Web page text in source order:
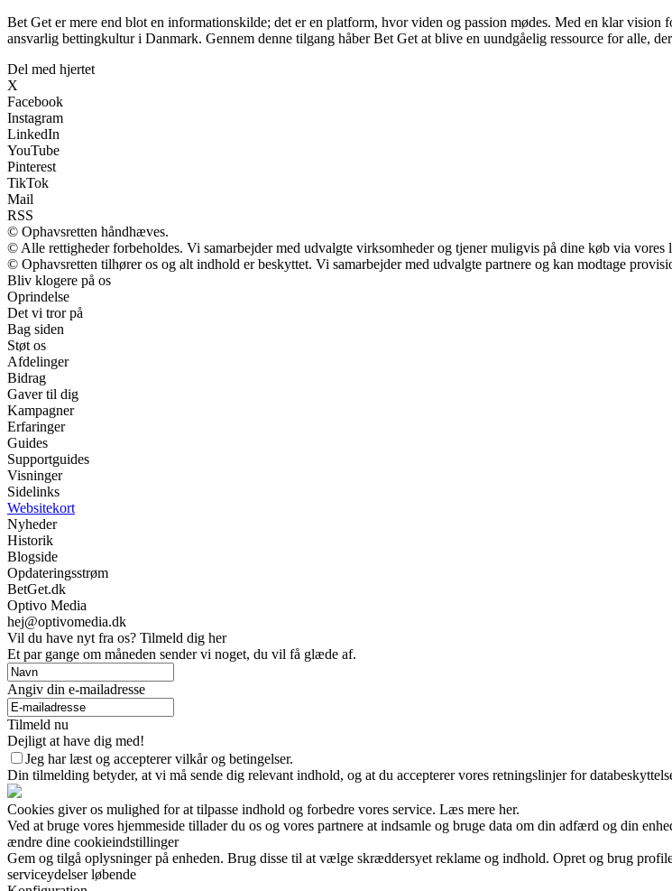
Bet Get er mere end blot en informationskilde; det er en platform, hvor viden og passion mødes. Med en klar
ansvarlig bettingkultur i Danmark. Gennem denne tilgang håber Bet Get at blive en uundgåelig ressource for alle,
Del med hjertet
X
Facebook
Instagram
LinkedIn
YouTube
Pinterest
TikTok
Mail
RSS
© Ophavsretten håndhæves.
© Alle rettigheder forbeholdes. Vi samarbejder med udvalgte virksomheder og tjener muligvis på dine køb via vores
© Ophavsretten tilhører os og alt indhold er beskyttet. Vi samarbejder med udvalgte partnere og kan modtage
Bliv klogere på os
Oprindelse
Det vi tror på
Bag siden
Støt os
Afdelinger
Bidrag
Gaver til dig
Kampagner
Erfaringer
Guides
Supportguides
Visninger
Sidelinks
Websitekort
Nyheder
Historik
Blogside
Opdateringsstrøm
BetGet.dk
Optivo Media
hej@optivomedia.dk
Vil du have nyt fra os? Tilmeld dig her
Et par gange om måneden sender vi noget, du vil få glæde af.
Angiv din e-mailadresse
Tilmeld nu
Dejligt at have dig med!
Jeg har læst og accepterer vilkår og betingelser.
Din tilmelding betyder, at vi må sende dig relevant indhold, og at du accepterer vores retningslinjer for
Cookies giver os mulighed for at tilpasse indhold og forbedre vores service. Læs mere her.
Ved at bruge vores hjemmeside tillader du os og vores partnere at indsamle og bruge data om din adfærd og din
ændre dine cookieindstillinger
Gem og tilgå oplysninger på enheden. Brug disse til at vælge skræddersyet reklame og indhold. Opret og brug
serviceydelser løbende